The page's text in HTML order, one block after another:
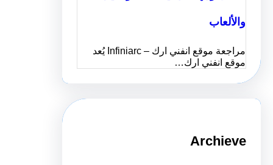
والألعاب
مراجعة موقع انفني ارك – Infiniarc يُعد
موقع انفني ارك…
Archieve